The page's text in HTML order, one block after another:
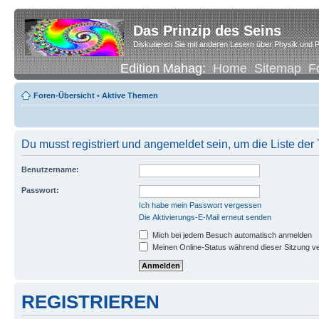
Das Prinzip des Seins
Diskutieren Sie mit anderen Lesern über Physik und
Edition Mahag:Home Sitemap
Foren-Übersicht • Aktive Themen
Du musst registriert und angemeldet sein, um die Liste
Benutzername:
Passwort:
Ich habe mein Passwort vergessen
Die Aktivierungs-E-Mail erneut senden
Mich bei jedem Besuch automatisch anmelden
Meinen Online-Status während dieser Sitzung
REGISTRIEREN